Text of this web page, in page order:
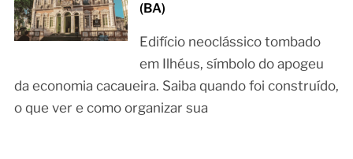
(BA)
Edifício neoclássico tombado
em Ilhéus, símbolo do apogeu
da economia cacaueira. Saiba quando foi construído,
o que ver e como organizar sua